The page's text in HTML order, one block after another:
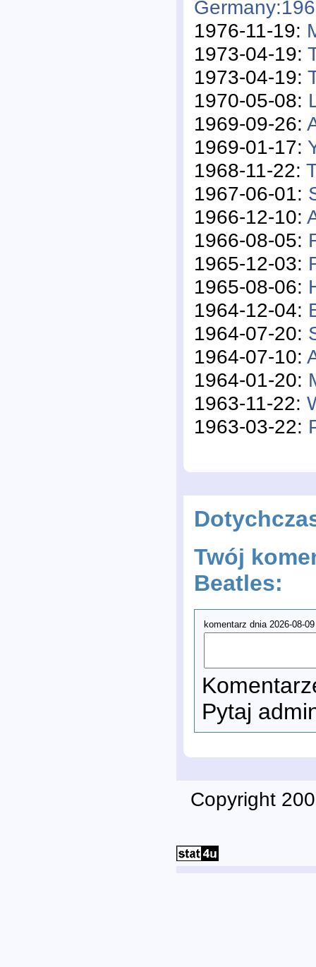
1976-11-19:
1973-04-19:
1973-04-19:
1970-05-08:
1969-09-26:
1969-01-17:
1968-11-22:
1967-06-01:
1966-12-10:
1966-08-05:
1965-12-03:
1965-08-06:
1964-12-04:
1964-07-20:
1964-07-10:
1964-01-20:
1963-11-22:
1963-03-22:
Twój
Beatles:
komentarz dnia 2026-08-
Pytaj
Copyright